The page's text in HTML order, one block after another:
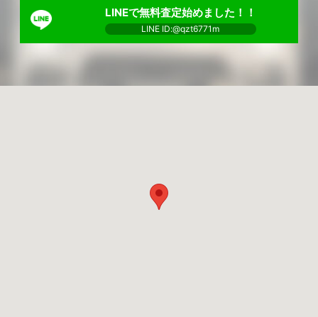
LINEで無料査定始めました！！
LINE ID:@qzt6771m